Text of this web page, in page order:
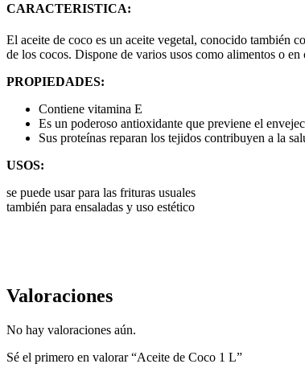
CARACTERISTICA:
El aceite de coco es un aceite vegetal, conocido también
de los cocos. Dispone de varios usos como alimentos o en
PROPIEDADES:
Contiene vitamina E
Es un poderoso antioxidante que previene el
Sus proteínas reparan los tejidos contribuyen a la
USOS:
se puede usar para las frituras usuales
también para ensaladas y uso estético
Valoraciones
No hay valoraciones aún.
Sé el primero en valorar “Aceite de Coco 1 L”